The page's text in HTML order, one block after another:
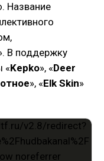
Название
В поддержку
«Kepko», «Deer
», «Elk Skin»